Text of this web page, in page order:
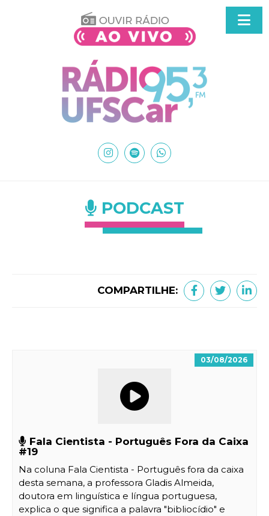
PODCAST
COMPARTILHE:
Fala Cientista - Português Fora da Caixa
#19
03/08/2026
Na coluna Fala Cientista - Português fora da caixa
desta semana, a professora Gladis Almeida,
doutora em linguística e língua portuguesa,
explica o que significa a palavra "bibliocídio" e